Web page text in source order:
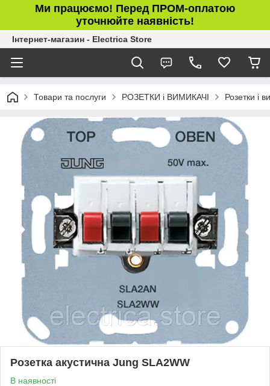
Ми працюємо! Перед ПРОМ-оплатою
уточнюйте наявність!
Інтернет-магазин - Electrica Store
Товари та послуги РОЗЕТКИ і ВИМИКАЧІ Розетки і
Розетка акустична Jung SLA2WW
В наявності